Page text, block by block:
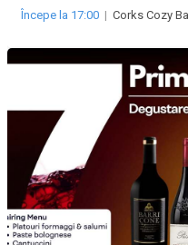
Începe la 17:00 | Corks Cozy